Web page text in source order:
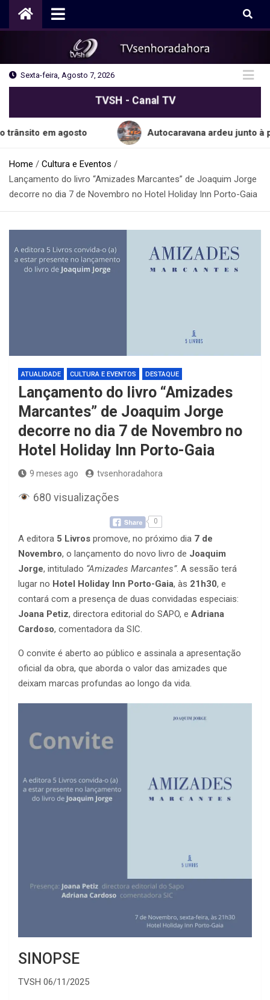
Sexta-feira, Agosto 7, 2026
TVSH - Canal TV
em agosto Autocaravana ardeu junto à praia
Home
Cultura e Eventos
Lançamento do livro “Amizades Marcantes” de Joaquim Jorge
decorre no dia 7 de Novembro no Hotel Holiday Inn Porto-Gaia
ATUALIDADE CULTURA E EVENTOS DESTAQUE
Lançamento do livro “Amizades
Marcantes” de Joaquim Jorge
decorre no dia 7 de Novembro no
Hotel Holiday Inn Porto-Gaia
9 meses ago tvsenhoradahora
680 visualizações
0
A editora 5 Livros promove, no próximo dia 7 de
Novembro, o lançamento do novo livro de Joaquim
Jorge, intitulado “Amizades Marcantes”. A sessão terá
lugar no Hotel Holiday Inn Porto-Gaia, às 21h30, e
contará com a presença de duas convidadas especiais:
Joana Petiz, directora editorial do SAPO, e Adriana
Cardoso, comentadora da SIC.
O convite é aberto ao público e assinala a apresentação
oficial da obra, que aborda o valor das amizades que
deixam marcas profundas ao longo da vida.
SINOPSE
TVSH 06/11/2025